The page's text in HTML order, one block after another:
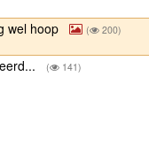
wel hoop ( 200)
( 141)